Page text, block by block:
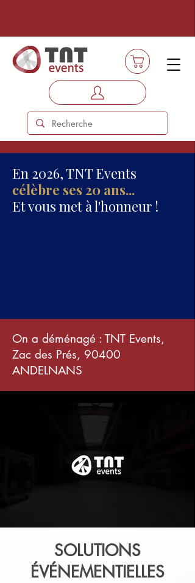
En 2026, TNT Events
célèbre ses 20 ans...
Et vous met à l'honneur !
On a déménagé : TNT Events,
Zac des Prés, 90400
ANDELNANS
SOLUTIONS
ÉVÉNEMENTIELLES